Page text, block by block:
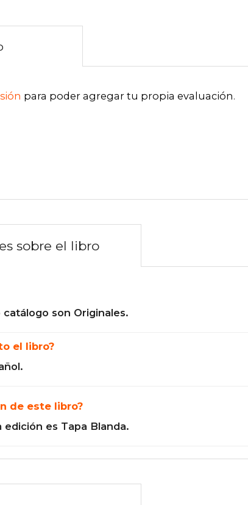
para poder agregar tu propia evaluación.
sobre el libro
son Originales.
el libro?
de este libro?
es Tapa Blanda.